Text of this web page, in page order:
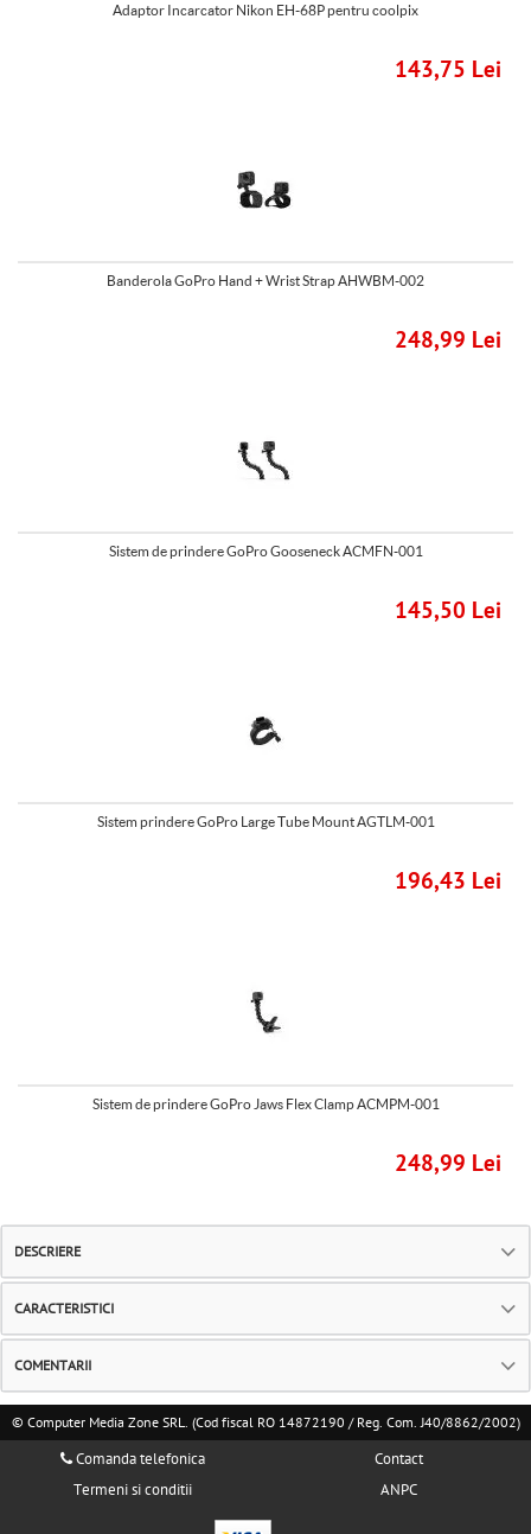
Adaptor Incarcator Nikon EH-68P pentru coolpix
143,75 Lei
Banderola GoPro Hand + Wrist Strap AHWBM-002
248,99 Lei
Sistem de prindere GoPro Gooseneck ACMFN-001
145,50 Lei
Sistem prindere GoPro Large Tube Mount AGTLM-001
196,43 Lei
Sistem de prindere GoPro Jaws Flex Clamp ACMPM-001
248,99 Lei
DESCRIERE
CARACTERISTICI
COMENTARII
© Computer Media Zone SRL. (Cod fiscal RO 14872190 / Reg. Com. J40/8862/2002)
Comanda telefonica
Termeni si conditii
Contact
ANPC